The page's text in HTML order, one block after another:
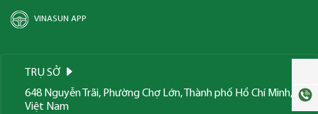
VINASUN APP
TRỤ SỞ
648 Nguyễn Trãi, Phường Chợ Lớn, Thành phố Hồ Chí Minh,
Việt Nam